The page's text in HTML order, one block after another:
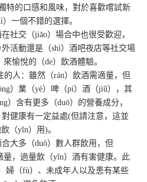
特的口感和風味，對於喜歡嚐試新
一個不錯的選擇。
交（jiāo）場合中也很受歡迎，
活動還是（shì）酒吧夜店等社交場
愉悅的（de）飲酒體驗。
人：雖然（rán）飲酒需適量，但
）業（yè）啤（pí）酒（jiǔ），其
）含有更多（duō）的營養成分，
健康有一定益處(但請注意，這並
（yǐn）用)。
多（duō）數人群飲用，但
量，過量飲（yǐn）酒有害健康。此
婦（fù）、未成年人以及患有某些